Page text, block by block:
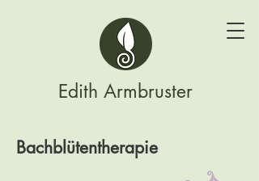
Edith Armbruster
Bachblütentherapie